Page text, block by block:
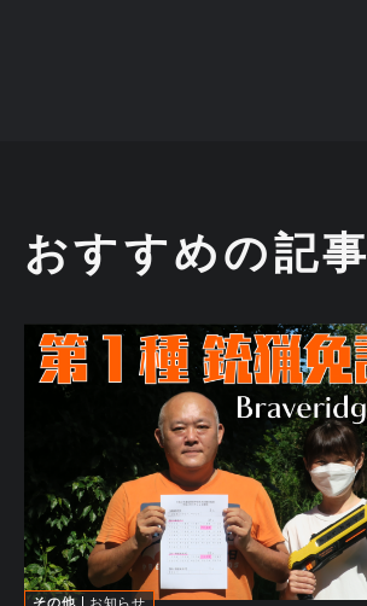
おすすめの記事
その他 お知らせ